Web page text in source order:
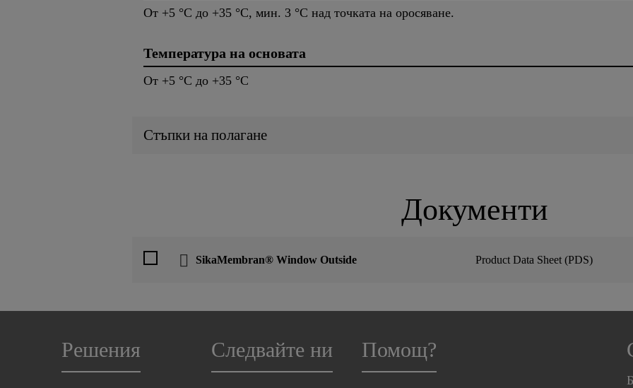
От +5 °C до +35 °C, мин. 3 °C над точката на оросяване.
Температура на основата
От +5 °C до +35 °C
Стъпки на полагане
Документи
SikaMembran® Window Outside Product Data Sheet (PDS)
Решения Следвайте ни Помощ?